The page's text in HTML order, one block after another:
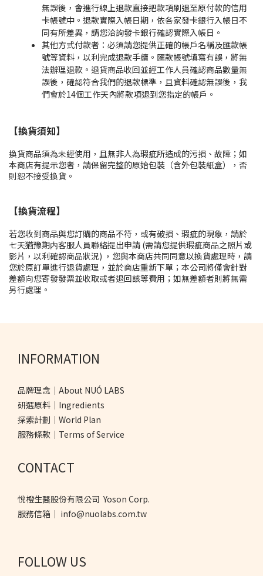
無誤後，會進行線上退款直接把款項刷退至原付款的信用
卡帳號中。退款實際入帳日期，依各家發卡銀行入帳日不
同有所差異，請您洽詢發卡銀行確認實際入帳日。
其他方式付款者：必須請您提供正確的帳戶名稱及匯款帳
號等資料，以利完成退款手續。匯款帳號填寫有誤，將無
法辦理退款。退貨商品收回並經工作人員確認商品數量無
誤後，確認符合我們的退款標準，且資料確認無誤後，我
們會於14個工作天內將款項退到您指定的帳戶。
【換貨須知】
換貨商品須為未經使用，且無非人為瑕疵所造成的污損、故障；如
本商店有提示您者，請保留完整的原始包裝（含外包裝紙盒），否
則恕不接受換貨。
【換貨流程】
若您收到商品與您訂購的商品不符，或有破損、瑕疵的現象，請於
七天猶豫期内客服人員聯絡提出申請 (需請您提供瑕疵商品之照片或
影片，以利確認商品狀況) ，您與本商店共同同意以換貨處理時，請
您於原訂單進行退貨處理，並於商店重新下單；本公司將僅會針對
差額向您寄發發票並收取或者退回該等費用；如無差額者則將無需
另行處理。
INFORMATION
品牌理念｜About NUÓ LABS
研選原料｜Ingredients
探索計劃｜World Plan
服務條款｜Terms of Service
CONTACT
悅橙生醫股份有限公司 Yoson Corp.
服務信箱｜ info@nuolabs.com.tw
FOLLOW US